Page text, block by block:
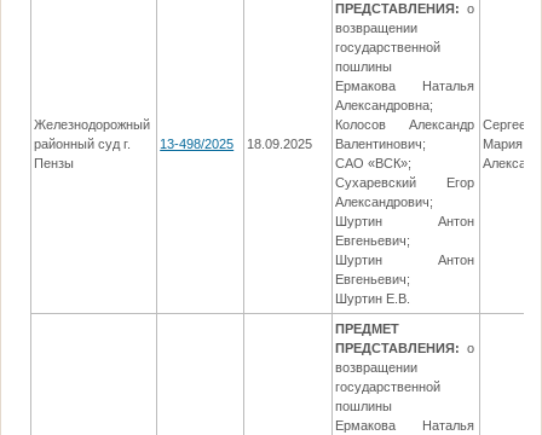
Железнодорожный
районный суд г.
Пензы
13-498/2025 18.09.2025
ПРЕДСТАВЛЕНИЯ: о
возвращении
государственной
пошлины
Ермакова Наталья
Александровна;
Колосов Александр
Валентинович;
САО «ВСК»;
Сухаревский Егор
Александрович;
Шуртин Антон
Евгеньевич;
Шуртин Антон
Евгеньевич;
Шуртин Е.В.
Сергеева
Мария
ПРЕДМЕТ
ПРЕДСТАВЛЕНИЯ: о
возвращении
государственной
пошлины
Ермакова Наталья